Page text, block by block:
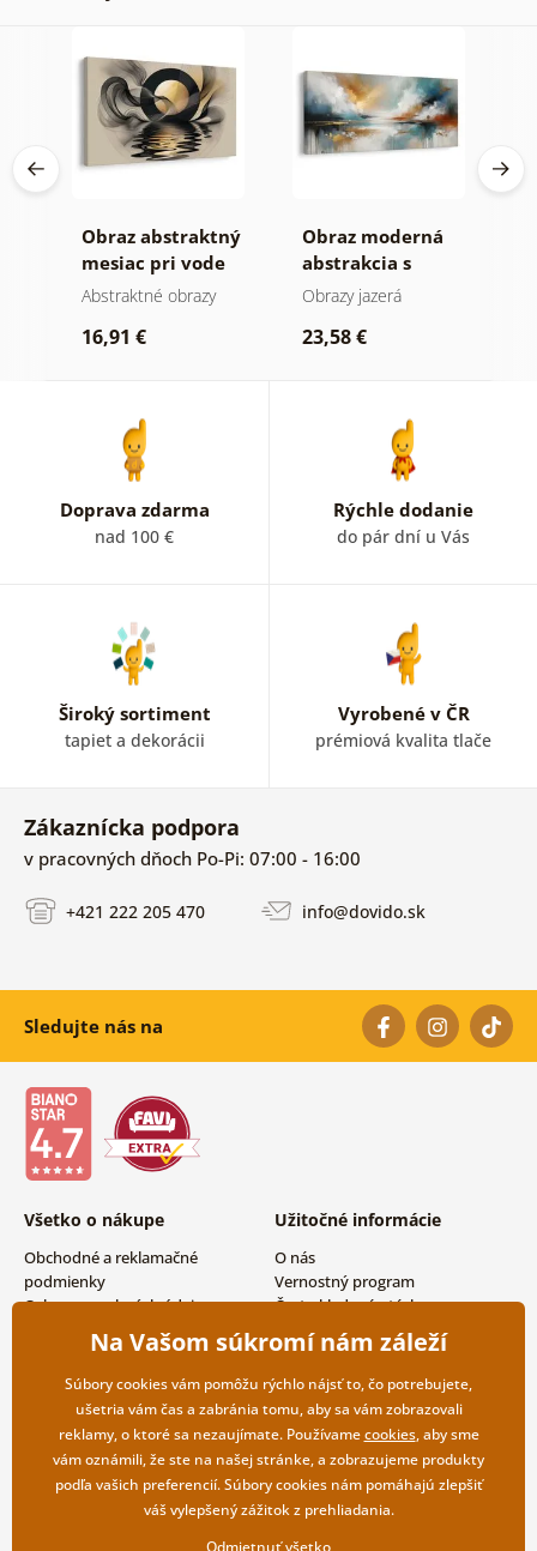
Obraz abstraktný
mesiac pri vode
Abstraktné obrazy
16,91 €
Obraz moderná
abstrakcia s
prírodou
Obrazy jazerá
23,58 €
Doprava zdarma
nad 100 €
Rýchle dodanie
do pár dní u Vás
Široký sortiment
tapiet a dekorácii
Vyrobené v ČR
prémiová kvalita tlače
Zákaznícka podpora
v pracovných dňoch Po-Pi: 07:00 - 16:00
+421 222 205 470 info@dovido.sk
Sledujte nás na
Všetko o nákupe
Obchodné a reklamačné
podmienky
Ochrana osobných údajov
Možnosti dopravy a platby
Vrátenie tovaru
Užitočné informácie
O nás
Vernostný program
Často kladené otázky
Magazín
Kontakty
Veľkoobchodná spolupráca
Na Vašom súkromí nám záleží
Súbory cookies vám pomôžu rýchlo nájsť to, čo potrebujete,
ušetria vám čas a zabránia tomu, aby sa vám zobrazovali
reklamy, o ktoré sa nezaujímate. Používamecookies, aby sme
vám oznámili, že ste na našej stránke, a zobrazujeme produkty
podľa vašich preferencií. Súbory cookies nám pomáhajú zlepšiť
váš vylepšený zážitok z prehliadania.
Odmietnuť všetko